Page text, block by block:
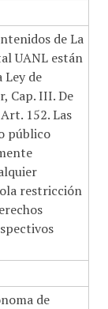
de La
UANL están
de
Cap. III. De
152. Las
público
restricción
de